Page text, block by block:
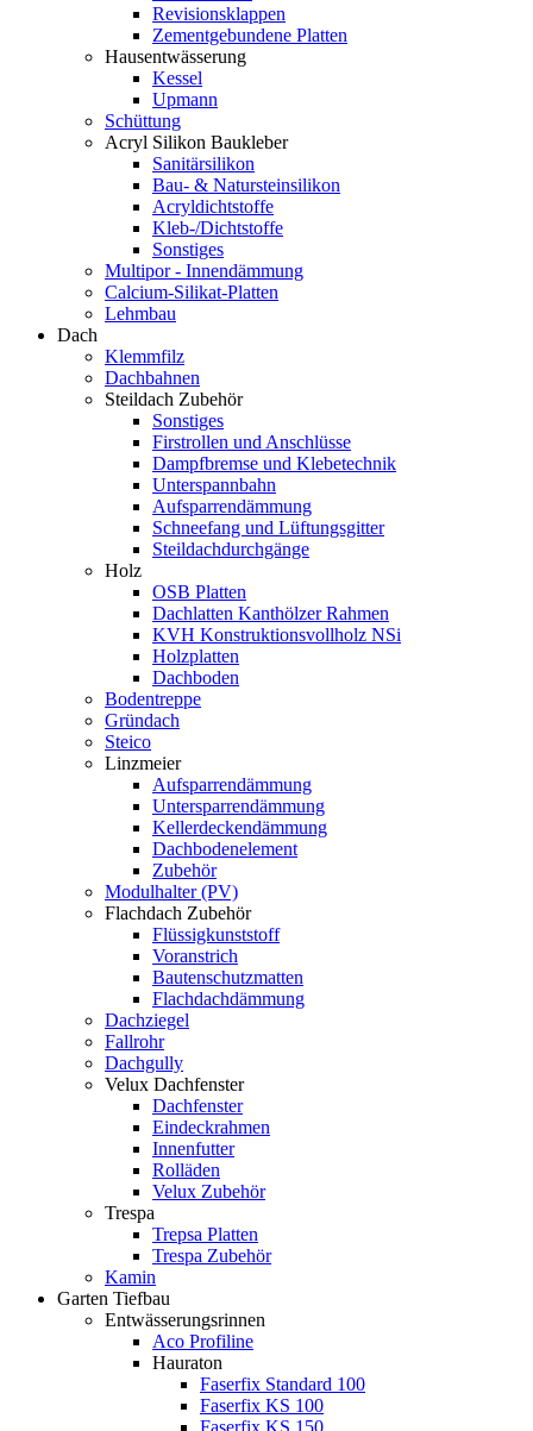
Revisionsklappen
Zementgebundene Platten
Hausentwässerung
Kessel
Upmann
Schüttung
Acryl Silikon Baukleber
Sanitärsilikon
Bau- & Natursteinsilikon
Acryldichtstoffe
Kleb-/Dichtstoffe
Sonstiges
Multipor - Innendämmung
Calcium-Silikat-Platten
Lehmbau
Dach
Klemmfilz
Dachbahnen
Steildach Zubehör
Sonstiges
Firstrollen und Anschlüsse
Dampfbremse und Klebetechnik
Unterspannbahn
Aufsparrendämmung
Schneefang und Lüftungsgitter
Steildachdurchgänge
Holz
OSB Platten
Dachlatten Kanthölzer Rahmen
KVH Konstruktionsvollholz NSi
Holzplatten
Dachboden
Bodentreppe
Gründach
Steico
Linzmeier
Aufsparrendämmung
Untersparrendämmung
Kellerdeckendämmung
Dachbodenelement
Zubehör
Modulhalter (PV)
Flachdach Zubehör
Flüssigkunststoff
Voranstrich
Bautenschutzmatten
Flachdachdämmung
Dachziegel
Fallrohr
Dachgully
Velux Dachfenster
Dachfenster
Eindeckrahmen
Innenfutter
Rolläden
Velux Zubehör
Trespa
Trepsa Platten
Trespa Zubehör
Kamin
Garten Tiefbau
Entwässerungsrinnen
Aco Profiline
Hauraton
Faserfix Standard 100
Faserfix KS 100
Faserfix KS 150